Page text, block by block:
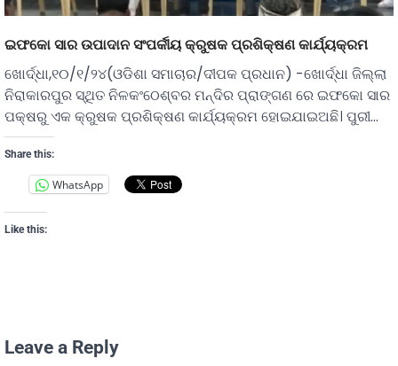
ଇଫକୋ ସାର ଉପାଦାନ ସଂପର୍କୀୟ କ୍ରୁଷକ ପ୍ରଶିକ୍ଷଣ କାର୍ଯ୍ୟକ୍ରମ
ଖୋର୍ଦ୍ଧା,୧୦/୧/୨୪(ଓଡିଶା ସମାଚାର/ଦୀପକ ପ୍ରଧାନ) -ଖୋର୍ଦ୍ଧା ଜିଲ୍ଲା
ନିରାକାରପୁର ସ୍ଥିତ ନିଳକଂଠେଶ୍ବର ମନ୍ଦିର ପ୍ରାଙ୍ଗଣ ରେ ଇଫକୋ ସାର
ପକ୍ଷରୁ ଏକ କ୍ରୁଷକ ପ୍ରଶିକ୍ଷଣ କାର୍ଯ୍ୟକ୍ରମ ହୋଇଯାଇଅଛି। ପୁରୀ…
Share this:
WhatsApp
Like this:
Leave a Reply